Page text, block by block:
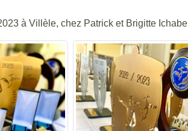
à Villèle, chez Patrick et Brigitte Ichabe